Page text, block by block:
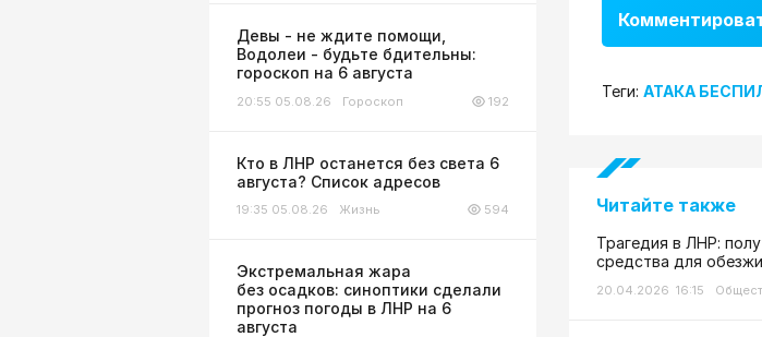
Девы - не ждите помощи,
Водолеи - будьте бдительны:
гороскоп на 6 августа
20:55 05.08.26 Гороскоп 192
Кто в ЛНР останется без света 6
августа? Список адресов
19:35 05.08.26 Жизнь 594
Экстремальная жара
без осадков: синоптики сделали
прогноз погоды в ЛНР на 6
августа
Теги: АТАКА
Читайте также
Трагедия в ЛНР:
средства для
20.04.2026 16:15